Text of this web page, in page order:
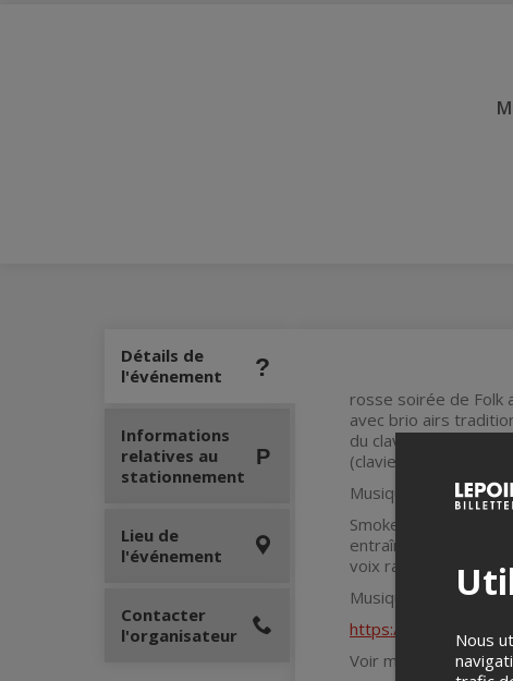
Détails de
l'événement
rosse soirée de Folk
avec brio airs
du clavecin. Le
(claviers et chant) et
Musique | Bandcamp
Smoke Spell est un
entraînantes.Ils
voix rauques, des
Musique | Smoke
https://
Voir moins
Informations
relatives au
stationnement
Lieu de
l'événement
Contacter
l'organisateur
Nous